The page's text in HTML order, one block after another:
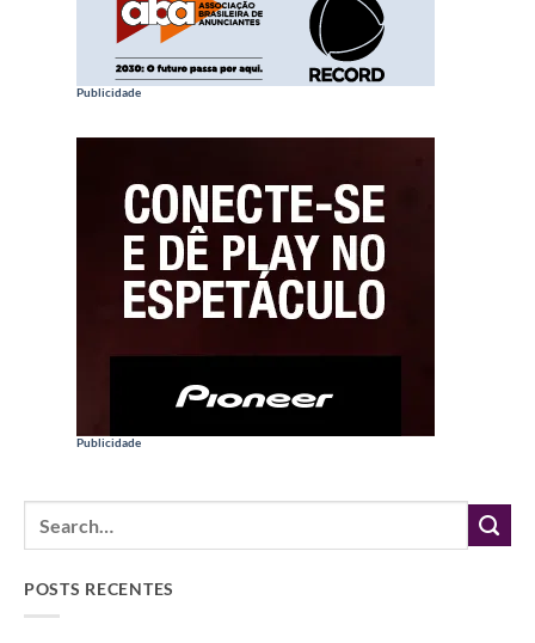
Publicidade
Publicidade
POSTS RECENTES